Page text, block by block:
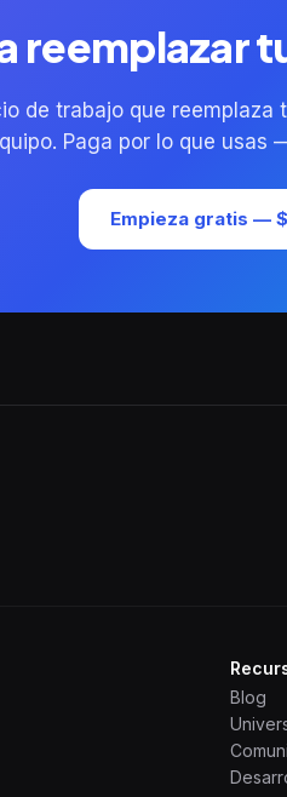
reemplazar
de trabajo que reemplaza
Paga por lo que usas
Empieza gratis —
Blog